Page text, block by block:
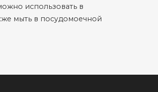
использовать в
мыть в посудомоечной